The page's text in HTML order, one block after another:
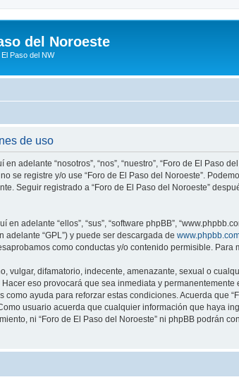
del Noroeste
Paso del NW
de uso
adelante “nosotros”, “nos”, “nuestro”, “Foro de El Paso
se registre y/o use “Foro de El Paso del Noroeste”.
Seguir registrado a “Foro de El Paso del Noroeste”
adelante “ellos”, “sus”, “software phpBB”,
adelante “GPL”) y puede ser descargada de
como conductas y/o contenido permisible. Para
vulgar, difamatorio, indecente, amenazante, sexual o
eso provocará que sea inmediata y
ayuda para reforzar estas condiciones. Acuerda que
usuario acuerda que cualquier información que haya
ni “Foro de El Paso del Noroeste” ni phpBB podrán